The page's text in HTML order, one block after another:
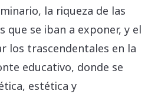
la riqueza de las
que se iban a exponer, y el
los trascendentales en la
educativo, donde se
estética y